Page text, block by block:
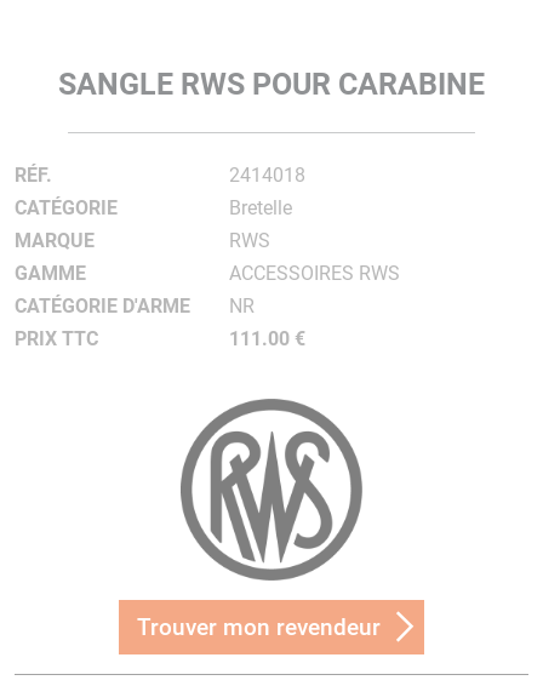
SANGLE RWS POUR CARABINE
RÉF.
2414018
CATÉGORIE
Bretelle
MARQUE
RWS
GAMME
ACCESSOIRES RWS
CATÉGORIE D'ARME
NR
PRIX TTC
111.00 €
Trouver mon revendeur